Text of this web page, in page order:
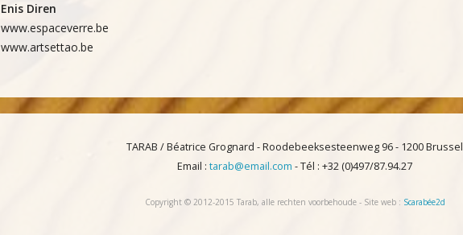
Enis Diren
www.espaceverre.be
www.artsettao.be
TARAB / Béatrice Grognard - Roodebeeksesteenweg 96 - 1200 Brussel
Email : tarab@email.com - Tél : +32 (0)497/87.94.27
Copyright © 2012-2015 Tarab, alle rechten voorbehoude - Site web : Scarabée2d